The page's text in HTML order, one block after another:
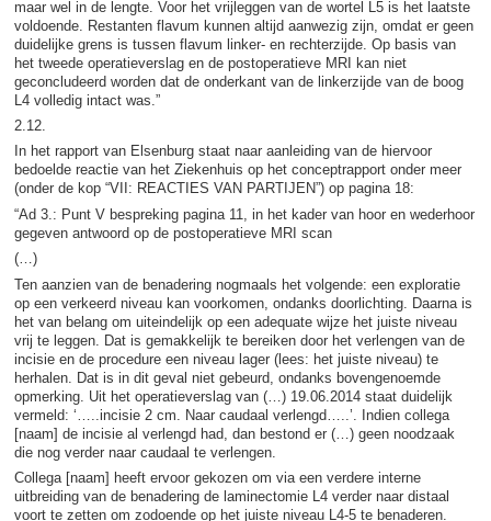
maar wel in de lengte. Voor het vrijleggen van de wortel L5 is het laatste
voldoende. Restanten flavum kunnen altijd aanwezig zijn, omdat er geen
duidelijke grens is tussen flavum linker- en rechterzijde. Op basis van
het tweede operatieverslag en de postoperatieve MRI kan niet
geconcludeerd worden dat de onderkant van de linkerzijde van de boog
L4 volledig intact was.”
2.12.
In het rapport van Elsenburg staat naar aanleiding van de hiervoor
bedoelde reactie van het Ziekenhuis op het conceptrapport onder meer
(onder de kop “VII: REACTIES VAN PARTIJEN”) op pagina 18:
“Ad 3.: Punt V bespreking pagina 11, in het kader van hoor en wederhoor
gegeven antwoord op de postoperatieve MRI scan
(…)
Ten aanzien van de benadering nogmaals het volgende: een exploratie
op een verkeerd niveau kan voorkomen, ondanks doorlichting. Daarna is
het van belang om uiteindelijk op een adequate wijze het juiste niveau
vrij te leggen. Dat is gemakkelijk te bereiken door het verlengen van de
incisie en de procedure een niveau lager (lees: het juiste niveau) te
herhalen. Dat is in dit geval niet gebeurd, ondanks bovengenoemde
opmerking. Uit het operatieverslag van (…) 19.06.2014 staat duidelijk
vermeld: ‘…..incisie 2 cm. Naar caudaal verlengd…..’. Indien collega
[naam] de incisie al verlengd had, dan bestond er (…) geen noodzaak
die nog verder naar caudaal te verlengen.
Collega [naam] heeft ervoor gekozen om via een verdere interne
uitbreiding van de benadering de laminectomie L4 verder naar distaal
voort te zetten om zodoende op het juiste niveau L4-5 te benaderen.